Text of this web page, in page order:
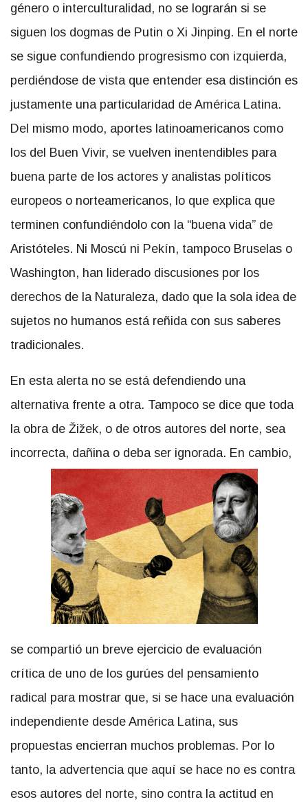
género o interculturalidad, no se lograrán si se
siguen los dogmas de Putin o Xi Jinping. En el norte
se sigue confundiendo progresismo con izquierda,
perdiéndose de vista que entender esa distinción es
justamente una particularidad de América Latina.
Del mismo modo, aportes latinoamericanos como
los del Buen Vivir, se vuelven inentendibles para
buena parte de los actores y analistas políticos
europeos o norteamericanos, lo que explica que
terminen confundiéndolo con la “buena vida” de
Aristóteles. Ni Moscú ni Pekín, tampoco Bruselas o
Washington, han liderado discusiones por los
derechos de la Naturaleza, dado que la sola idea de
sujetos no humanos está reñida con sus saberes
tradicionales.
En esta alerta no se está defendiendo una
alternativa frente a otra. Tampoco se dice que toda
la obra de Žižek, o de otros autores del norte, sea
incorrecta, dañina o deba ser ignorada. En cambio,
se compartió un breve ejercicio de evaluación
crítica de uno de los gurúes del pensamiento
radical para mostrar que, si se hace una evaluación
independiente desde América Latina, sus
propuestas encierran muchos problemas. Por lo
tanto, la advertencia que aquí se hace no es contra
esos autores del norte, sino contra la actitud en